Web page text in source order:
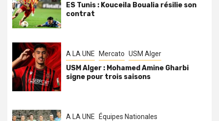
ES Tunis : Kouceila Boualia résilie son
contrat
A LA UNE Mercato USM Alger
USM Alger : Mohamed Amine Gharbi
signe pour trois saisons
A LA UNE Équipes Nationales